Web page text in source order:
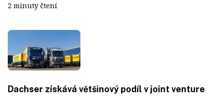
2 minuty čtení
Dachser získává většinový podíl v joint venture